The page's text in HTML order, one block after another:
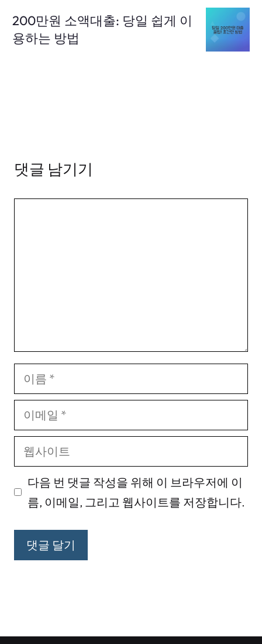
200만원 소액대출: 당일 쉽게 이
용하는 방법
댓글 남기기
름
메
일
웹
사
이 다음 번 댓글 작성을 위해 이 브라우저에 이
름, 이메일, 그리고 웹사이트를 저장합니다.